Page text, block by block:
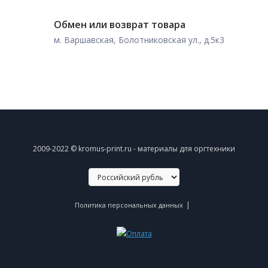
Обмен или возврат товара
м. Варшавская, Болотниковская ул., д.5к3
2009-2022 © kromus-print.ru - материалы для оргтехники
Политика персональных данных |